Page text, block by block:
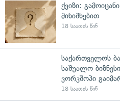
ქვიზი:
მინიშნებით
18 საათის წინ
საქართველოს
საშუალო
ვორკშოპი
18 საათის წინ